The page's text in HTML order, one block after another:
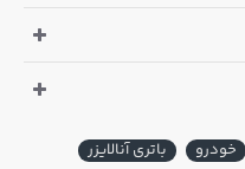
خودرو باتری آنالایزر